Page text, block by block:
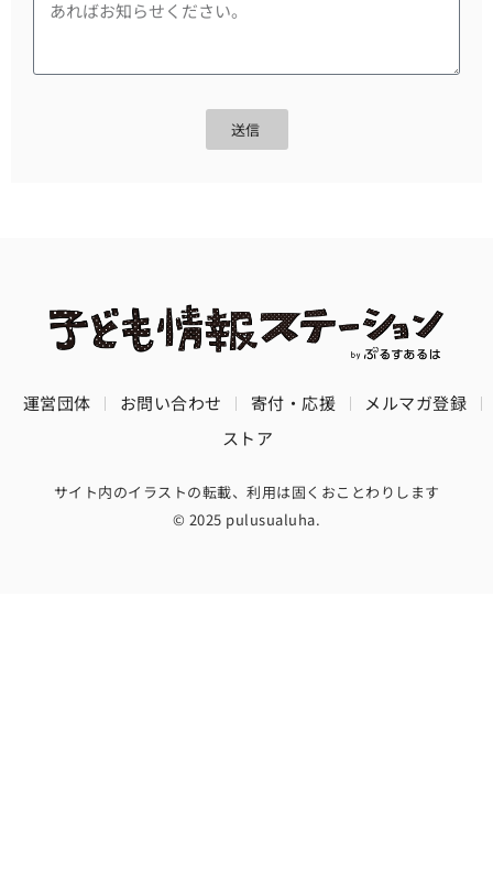
送信
運営団体 お問い合わせ 寄付・応援
メルマガ登録
ストア
サイト内のイラストの転載、利用は固くおことわりします
© 2025 pulusualuha.